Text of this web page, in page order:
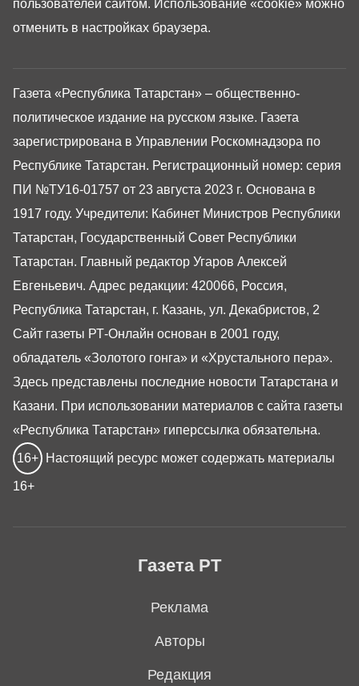
Газета РТ
Реклама
Авторы
Редакция
Газета «Республика Татарстан» – общественно-
политическое издание на русском языке. Газета
зарегистрирована в Управлении Роскомнадзора по
Республике Татарстан. Регистрационный номер: серия
ПИ №ТУ16-01757 от 23 августа 2023 г. Основана в
1917 году. Учредители: Кабинет Министров Республики
Татарстан, Государственный Совет Республики
Татарстан. Главный редактор Угаров Алексей
Евгеньевич. Адрес редакции: 420066, Россия,
Республика Татарстан, г. Казань, ул. Декабристов, 2
Сайт газеты РТ-Онлайн основан в 2001 году,
обладатель «Золотого гонга» и «Хрустального пера».
Здесь представлены последние новости Татарстана и
Казани. При использовании материалов с сайта газеты
«Республика Татарстан» гиперссылка обязательна.
16+ Настоящий ресурс может содержать материалы
16+
пользователей сайтом. Использование «cookie» можно
отменить в настройках браузера.